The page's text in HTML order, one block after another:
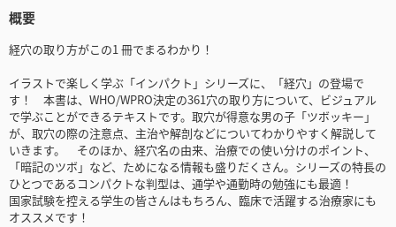
概要
経穴の取り方がこの1 冊でまるわかり！
イラストで楽しく学ぶ「インパクト」シリーズに、「経穴」の登場で
す！ 本書は、WHO/WPRO決定の361穴の取り方について、ビジュアル
で学ぶことができるテキストです。取穴が得意な男の子「ツボッキー」
が、取穴の際の注意点、主治や解剖などについてわかりやすく解説して
いきます。 そのほか、経穴名の由来、治療での使い分けのポイント、
「暗記のツボ」など、ためになる情報も盛りだくさん。シリーズの特長の
ひとつであるコンパクトな判型は、通学や通勤時の勉強にも最適！
国家試験を控える学生の皆さんはもちろん、臨床で活躍する治療家にも
オススメです！